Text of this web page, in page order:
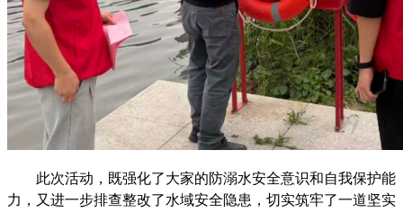
此次活动，既强化了大家的防溺水安全意识和自我保护能
力，又进一步排查整改了水域安全隐患， 切实筑牢了一道坚实